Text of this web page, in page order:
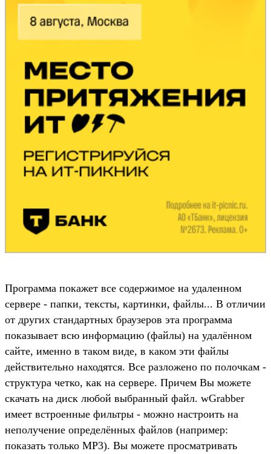
Программа покажет все содержимое на удаленном
сервере - папки, тексты, картинки, файлы... В отличии
от других стандартных браузеров эта программа
показывает всю информацию (файлы) на удалённом
сайте, именно в таком виде, в каком эти файлы
действительно находятся. Все разложено по полочкам -
структура четко, как на сервере. Причем Вы можете
скачать на диск любой выбранный файл. wGrabber
имеет встроенные фильтры - можно настроить на
неполучение определённых файлов (например:
показать только MP3). Вы можете просматривать